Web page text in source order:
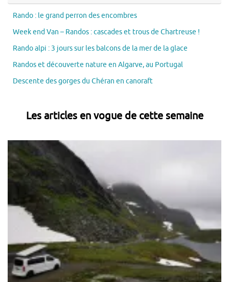
Rando : le grand perron des encombres
Week end Van – Randos : cascades et trous de Chartreuse !
Rando alpi : 3 jours sur les balcons de la mer de la glace
Randos et découverte nature en Algarve, au Portugal
Descente des gorges du Chéran en canoraft
Les articles en vogue de cette semaine